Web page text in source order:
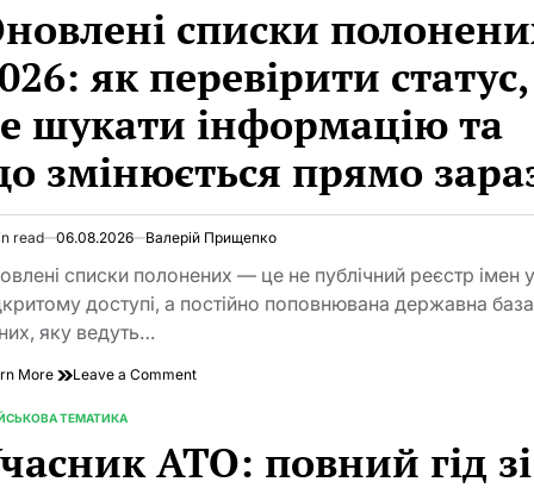
найпотужнішого
корабля
Крігсмаріне,
його
тріумф
списки
як перевірити статус,
шукати інформацію та
змінюється прямо
read 06.08.2026 Валерій Прищепко
списки полонених — це не публічний реєстр імен у
доступі, а постійно поповнювана державна база
яку ведуть…
More Leave a Commenton
2026:
як
ТЕМАТИКА
АТО: повний гід зі